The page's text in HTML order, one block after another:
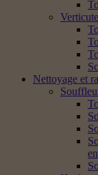
Nettoyage et